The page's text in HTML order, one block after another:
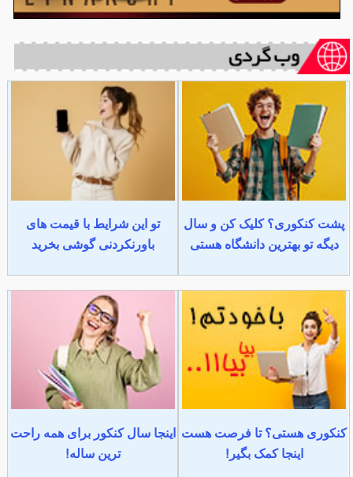
پشت کنکوری؟ کلیک کن و سال
دیگه تو بهترین دانشگاه هستی
تو این شرایط با قیمت های
باورنکردنی گوشی بخرید
کنکوری هستی؟ تا فرصت هست
اینجا کمک بگیر!
اینجا سال کنکور برای همه راحت
ترین ساله!